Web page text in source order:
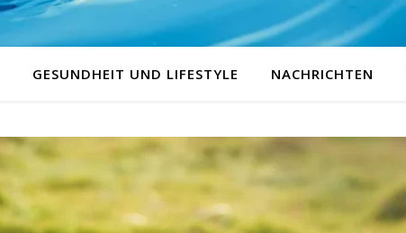
GESUNDHEIT UND LIFESTYLE NACHRICHTEN